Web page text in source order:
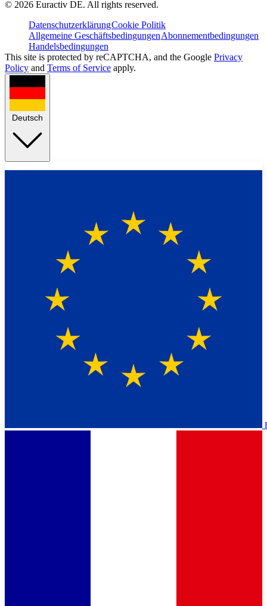
© 2026 Euractiv DE. All rights reserved.
DatenschutzerklärungCookie Politik
Allgemeine GeschäftsbedingungenAbonnementbedingungen
Handelsbedingungen
This site is protected by reCAPTCHA, and the Google Privacy
Policy and Terms of Service apply.
Deutsch